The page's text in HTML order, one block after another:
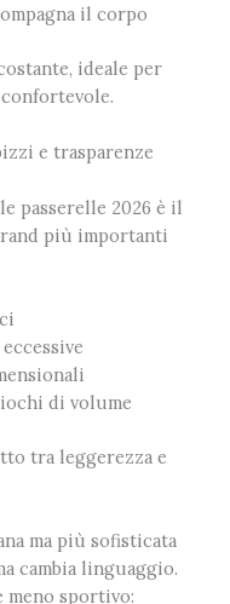
il corpo
ideale per
e trasparenze
passerelle 2026 è il
più importanti
di volume
tra leggerezza e
ma più sofisticata
cambia linguaggio.
meno sportivo: